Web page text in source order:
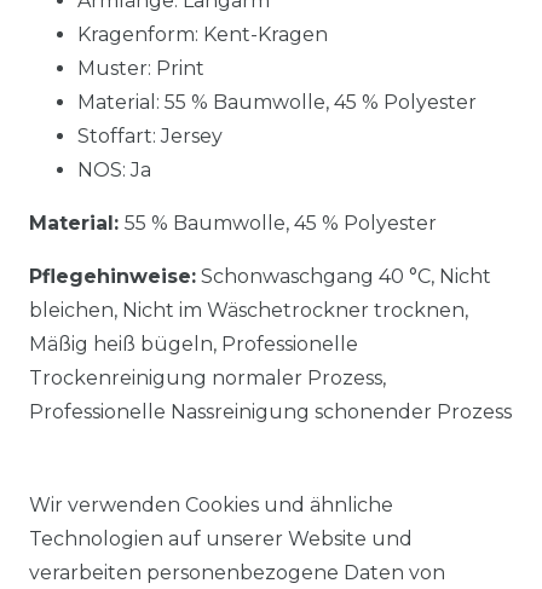
Kragenform: Kent-Kragen
Muster: Print
Material: 55 % Baumwolle, 45 % Polyester
Stoffart: Jersey
NOS: Ja
Material: 55 % Baumwolle, 45 % Polyester
Pflegehinweise: Schonwaschgang 40 °C, Nicht
bleichen, Nicht im Wäschetrockner trocknen,
Mäßig heiß bügeln, Professionelle
Trockenreinigung normaler Prozess,
Professionelle Nassreinigung schonender Prozess
Wir verwenden Cookies und ähnliche
Technologien auf unserer Website und
verarbeiten personenbezogene Daten von